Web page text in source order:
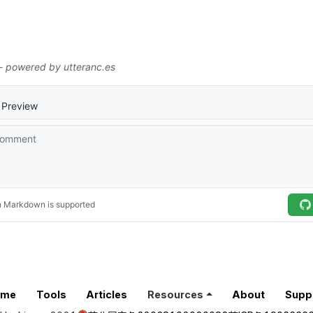
Tools Articles Resources About